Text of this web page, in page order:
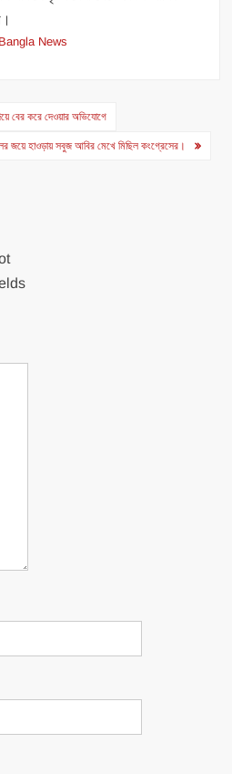
News
বের করে দেওয়ার অভিযোগে
জয়ে হাওড়ায় সবুজ আবির মেখে মিছিল কংগ্রেসের।